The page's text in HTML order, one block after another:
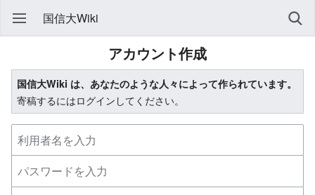
国信大Wiki
アカウント作成
国信大Wiki は、あなたのような人々によって作られています。
寄稿するにはログインしてください。